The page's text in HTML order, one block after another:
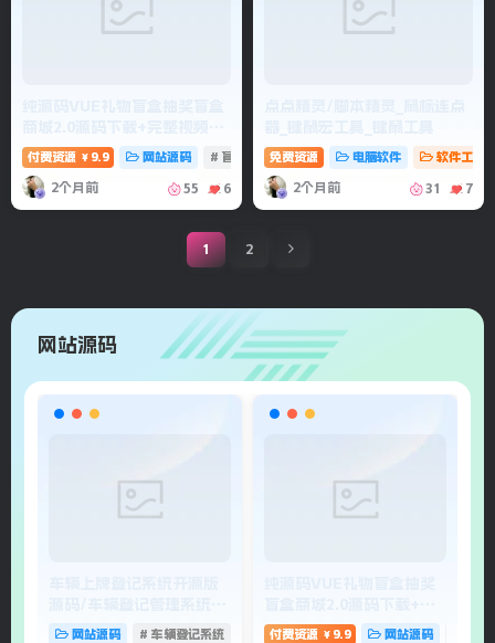
程
付费资源 ￥ 9.9 网站源码 # 盲盒 # 抽奖盲盒 # 盲盒抽奖系统
2个月前 55 6
免费资源 电脑软件 软件工具
2个月前 31 7
1 2
网站源码
网站源码 # 车辆登记系统 # 车辆登记管理系统
整视频教程
付费资源 ￥ 9.9 网站源码